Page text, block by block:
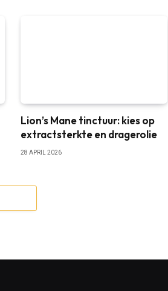
Lion’s Mane tinctuur: kies op
extractsterkte en dragerolie
28 APRIL 2026